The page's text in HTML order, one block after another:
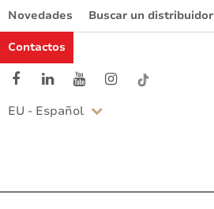
Novedades Buscar un distribuidor
Contactos
EU - Español